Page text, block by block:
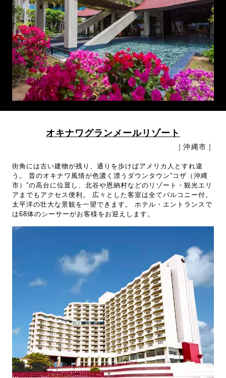
オキナワグランメールリゾート
｜沖縄市｜
街角には古い建物が残り、通りを歩けばアメリカ人とすれ違
う。 昔のオキナワ風情が色濃く漂うダウンタウン”コザ（沖縄
市）”の高台に位置し、北谷や恩納村などのリゾート・観光エリ
アまでもアクセス便利。 広々とした客室は全てバルコニー付。
太平洋の壮大な景観を一望できます。 ホテル・エントランスで
は68体のシーサーがお客様をお迎えします。